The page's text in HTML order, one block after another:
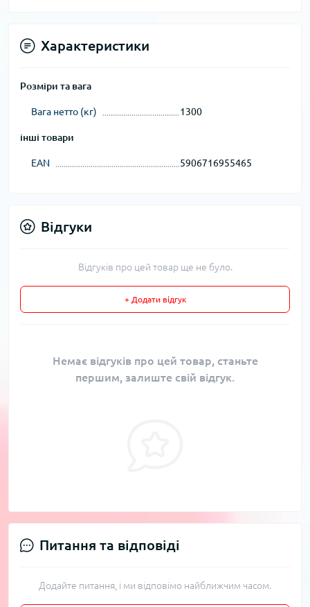
Характеристики
Розміри та вага
Вага нетто (кг) 1300
інші товари
EAN 5906716955465
Відгуки
Відгуків про цей товар ще не було.
+ Додати відгук
Немає відгуків про цей товар, станьте
першим, залиште свій відгук.
Питання та відповіді
Додайте питання, і ми відповімо найближчим часом.